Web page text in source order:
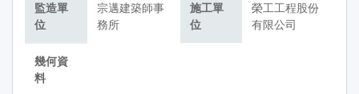
監造單
位
宗邁建築師事
務所
施工單
位
榮工工程股份
有限公司
幾何資
料